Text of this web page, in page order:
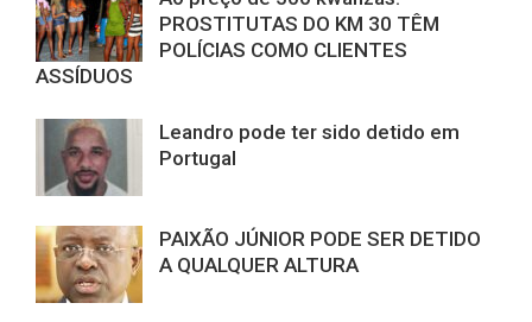
PROSTITUTAS DO KM 30 TÊM
POLÍCIAS COMO CLIENTES
ASSÍDUOS
Leandro pode ter sido detido em
Portugal
PAIXÃO JÚNIOR PODE SER DETIDO
A QUALQUER ALTURA